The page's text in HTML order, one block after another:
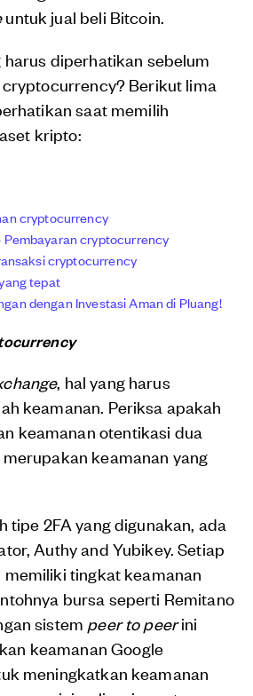
untuk jual beli Bitcoin.
harus diperhatikan sebelum
Berikut lima
saat memilih
kripto:
cryptocurrency
Pembayaran cryptocurrency
cryptocurrency
tepat
dengan Investasi Aman di Pluang!
, hal yang harus
keamanan. Periksa apakah
keamanan otentikasi dua
keamanan yang
tipe 2FA yang digunakan, ada
Authy and Yubikey. Setiap
tingkat keamanan
bursa seperti Remitano
sistem peer to peerini
keamanan Google
meningkatkan keamanan